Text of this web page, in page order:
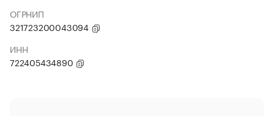
ОГРНИП
321723200043094
ИНН
722405434890